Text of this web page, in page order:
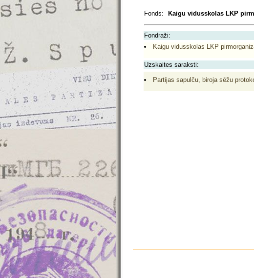
Fonds: Kaigu vidusskolas LKP
Fondraži:
Kaigu vidusskolas LKP
Uzskaites saraksti:
Partijas sapulču, biroja sēžu